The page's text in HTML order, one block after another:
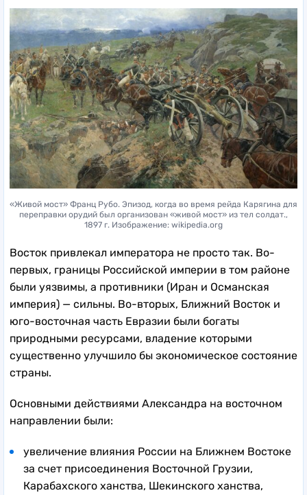
«Живой мост» Франц Рубо. Эпизод, когда во время рейда Карягина для
переправки орудий был организован «живой мост» из тел солдат.,
1897 г. Изображение: wikipedia.org
Восток привлекал императора не просто так. Во-
первых, границы Российской империи в том районе
были уязвимы, а противники (Иран и Османская
империя) — сильны. Во-вторых, Ближний Восток и
юго-восточная часть Евразии были богаты
природными ресурсами, владение которыми
существенно улучшило бы экономическое состояние
страны.
Основными действиями Александра на восточном
направлении были:
увеличение влияния России на Ближнем Востоке
за счет присоединения Восточной Грузии,
Карабахского ханства, Шекинского ханства,